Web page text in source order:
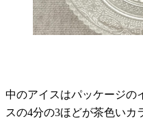
中のアイスはパッケージの
スの4分の3ほどが茶色いカ